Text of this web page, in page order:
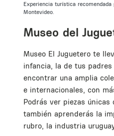
Experiencia turística
Montevideo.
Museo del
Museo El Juguetero te
infancia, la de tus padres
encontrar una amplia
e internacionales, con
Podrás ver piezas
también aprenderás la
rubro, la industria